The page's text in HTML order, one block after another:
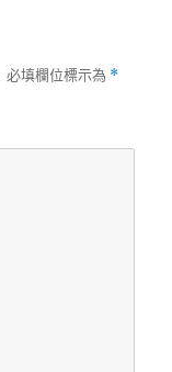
必填欄位標示為 *